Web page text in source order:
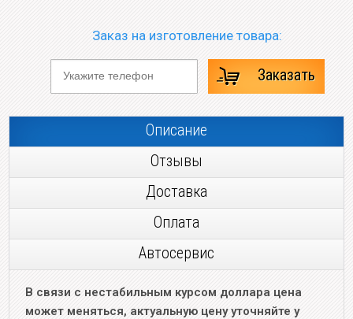
Заказ на изготовление товара:
Заказать
Описание
Отзывы
Доставка
Оплата
Автосервис
В связи с нестабильным курсом доллара цена
может меняться, актуальную цену уточняйте у